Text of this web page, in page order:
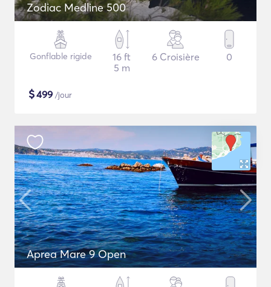
Zodiac Medline 500
Gonflable rigide
16 ft
5 m
6 Croisière 0
$499 /jour
Aprea Mare 9 Open